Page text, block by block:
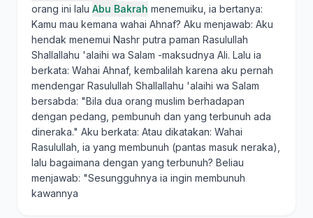
orang ini lalu Abu Bakrah menemuiku, ia bertanya:
Kamu mau kemana wahai Ahnaf? Aku menjawab: Aku
hendak menemui Nashr putra paman Rasulullah
Shallallahu 'alaihi wa Salam -maksudnya Ali. Lalu ia
berkata: Wahai Ahnaf, kembalilah karena aku pernah
mendengar Rasulullah Shallallahu 'alaihi wa Salam
bersabda: "Bila dua orang muslim berhadapan
dengan pedang, pembunuh dan yang terbunuh ada
dineraka." Aku berkata: Atau dikatakan: Wahai
Rasulullah, ia yang membunuh (pantas masuk neraka),
lalu bagaimana dengan yang terbunuh? Beliau
menjawab: "Sesungguhnya ia ingin membunuh
kawannya